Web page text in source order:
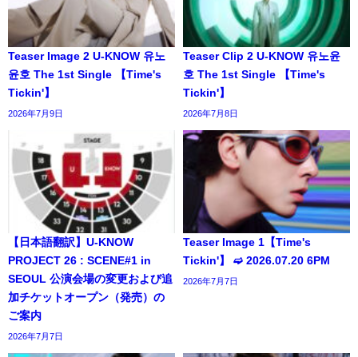
Teaser Image 2 U-KNOW 유노
윤호 The 1st Single 【Time's
Tickin'】
2026年7月9日
Teaser Clip 2 U-KNOW 유노윤
호 The 1st Single 【Time's
Tickin'】
2026年7月8日
【日本語翻訳】U-KNOW
PROJECT 26 : SCENE#1 in
SEOUL 公演会場の変更および追
加チケットオープン（発売）の
ご案内
2026年7月7日
Teaser Image 1【Time's
Tickin'】 ➫ 2026.07.20 6PM
2026年7月7日